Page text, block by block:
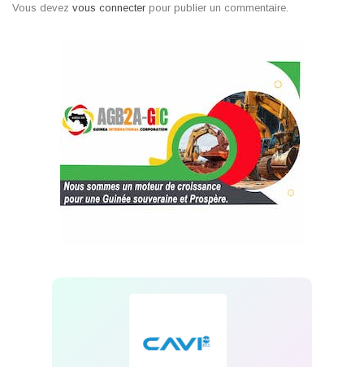
Vous devez vous connecter pour publier un commentaire.